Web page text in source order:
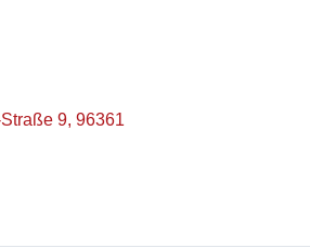
9, 96361